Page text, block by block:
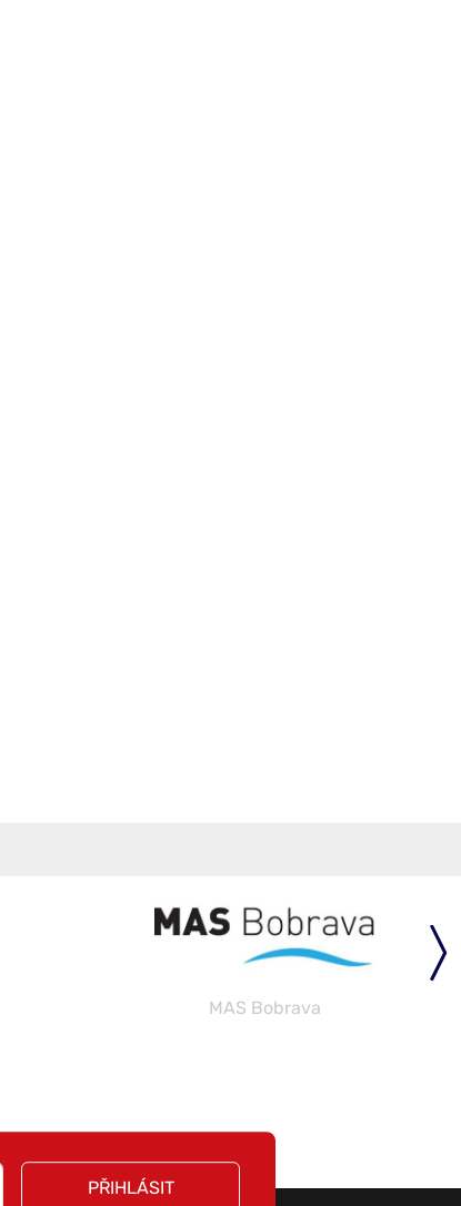
MAS Bobrava
PŘIHLÁSIT